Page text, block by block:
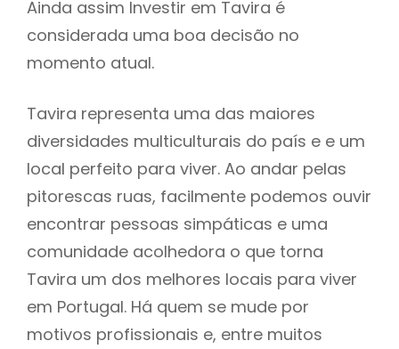
Ainda assim Investir em Tavira é
considerada uma boa decisão no
momento atual.
Tavira representa uma das maiores
diversidades multiculturais do país e e um
local perfeito para viver. Ao andar pelas
pitorescas ruas, facilmente podemos ouvir
encontrar pessoas simpáticas e uma
comunidade acolhedora o que torna
Tavira um dos melhores locais para viver
em Portugal. Há quem se mude por
motivos profissionais e, entre muitos